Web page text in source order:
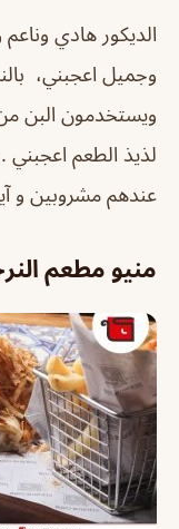
الديكور هادي
وجميل اعجبني،
ويستخدمون البن
عندهم مشروبين و آيس
منيو مطعم